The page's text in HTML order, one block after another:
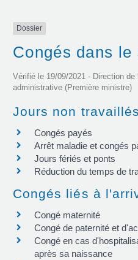
Dossier
Congés dans
Vérifié le 19/09/2021 - Direction
administrative (Première ministre)
Jours non travaillés
Congés payés
Arrêt maladie et congés
Jours fériés et ponts
Réduction du temps de
Congés liés à
Congé maternité
Congé de paternité et
Congé en cas
après sa naissance